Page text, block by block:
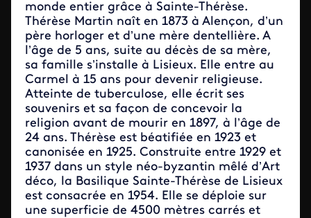
monde entier grâce à Sainte-Thérèse.
Thérèse Martin naît en 1873 à Alençon, d’un
père horloger et d’une mère dentellière. A
l’âge de 5 ans, suite au décès de sa mère,
sa famille s’installe à Lisieux. Elle entre au
Carmel à 15 ans pour devenir religieuse.
Atteinte de tuberculose, elle écrit ses
souvenirs et sa façon de concevoir la
religion avant de mourir en 1897, à l’âge de
24 ans. Thérèse est béatifiée en 1923 et
canonisée en 1925. Construite entre 1929 et
1937 dans un style néo-byzantin mêlé d’Art
déco, la Basilique Sainte-Thérèse de Lisieux
est consacrée en 1954. Elle se déploie sur
une superficie de 4500 mètres carrés et